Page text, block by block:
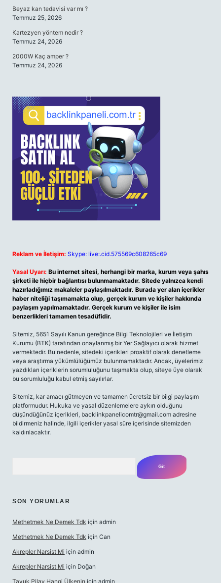
Beyaz kan tedavisi var mı ?
Temmuz 25, 2026
Kartezyen yöntem nedir ?
Temmuz 24, 2026
2000W Kaç amper ?
Temmuz 24, 2026
Reklam ve İletişim: Skype: live:.cid.575569c608265c69
Yasal Uyarı: Bu internet sitesi, herhangi bir marka, kurum veya şahıs
şirketi ile hiçbir bağlantısı bulunmamaktadır. Sitede yalnızca kendi
hazırladığımız makaleler paylaşılmaktadır. Burada yer alan içerikler
haber niteliği taşımamakta olup, gerçek kurum ve kişiler hakkında
paylaşım yapılmamaktadır. Gerçek kurum ve kişiler ile isim
benzerlikleri tamamen tesadüfidir.
Sitemiz, 5651 Sayılı Kanun gereğince Bilgi Teknolojileri ve İletişim
Kurumu (BTK) tarafından onaylanmış bir Yer Sağlayıcı olarak hizmet
vermektedir. Bu nedenle, sitedeki içerikleri proaktif olarak denetleme
veya araştırma yükümlülüğümüz bulunmamaktadır. Ancak, üyelerimiz
yazdıkları içeriklerin sorumluluğunu taşımakta olup, siteye üye olarak
bu sorumluluğu kabul etmiş sayılırlar.
Sitemiz, kar amacı gütmeyen ve tamamen ücretsiz bir bilgi paylaşım
platformudur. Hukuka ve yasal düzenlemelere aykırı olduğunu
düşündüğünüz içerikleri, backlinkpanelicomtr@gmail.com adresine
bildirmeniz halinde, ilgili içerikler yasal süre içerisinde sitemizden
kaldırılacaktır.
SON YORUMLAR
Methetmek Ne Demek Tdk için admin
Methetmek Ne Demek Tdk için Can
Akrepler Narsist Mi için admin
Akrepler Narsist Mi için Doğan
Tavuk Pilav Hangi Ülkenin için admin